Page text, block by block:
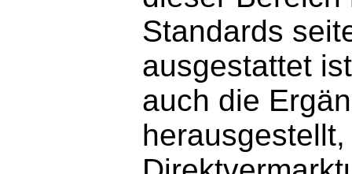
Standards
ausgestattet
auch die